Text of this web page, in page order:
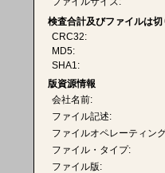
検査合計及びファイルは切
CRC32:
MD5:
SHA1:
版資源情報
会社名前:
ファイル記述:
ファイルオペレーティン
ファイル・タイプ:
ファイル版: